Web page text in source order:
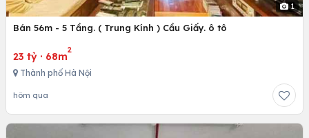
1
Bán 56m - 5 Tầng. ( Trung Kính ) Cầu Giấy. ô tô
23 tỷ · 68m
2
Thành phố Hà Nội
hôm qua